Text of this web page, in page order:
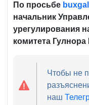
По просьбе
начальник
урегулирования
комитета
Чтобы не
наш